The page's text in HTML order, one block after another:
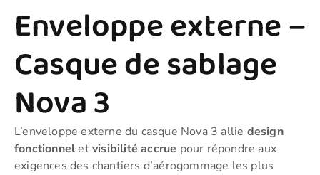
Enveloppe externe –
Casque de sablage
Nova 3
L’enveloppe externe du casque Nova 3 allie design
fonctionneletvisibilité accrue pour répondre aux
exigences des chantiers d’aérogommage les plus